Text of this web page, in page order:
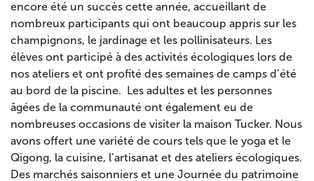
encore été un succès cette année, accueillant de
nombreux participants qui ont beaucoup appris sur les
champignons, le jardinage et les pollinisateurs. Les
élèves ont participé à des activités écologiques lors de
nos ateliers et ont profité des semaines de camps d’été
au bord de la piscine. Les adultes et les personnes
âgées de la communauté ont également eu de
nombreuses occasions de visiter la maison Tucker. Nous
avons offert une variété de cours tels que le yoga et le
Qigong, la cuisine, l’artisanat et des ateliers écologiques.
Des marchés saisonniers et une Journée du patrimoine